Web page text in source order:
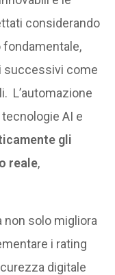
considerando
successivi come
L’automazione
tecnologie AI e
gli
reale,
solo migliora
i rating
digitale